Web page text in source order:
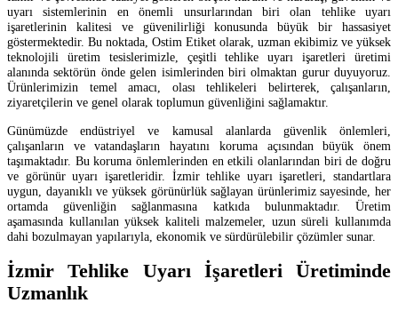
uyarı sistemlerinin en önemli unsurlarından biri olan tehlike uyarı
işaretlerinin kalitesi ve güvenilirliği konusunda büyük bir hassasiyet
göstermektedir. Bu noktada, Ostim Etiket olarak, uzman ekibimiz ve yüksek
teknolojili üretim tesislerimizle, çeşitli tehlike uyarı işaretleri üretimi
alanında sektörün önde gelen isimlerinden biri olmaktan gurur duyuyoruz.
Ürünlerimizin temel amacı, olası tehlikeleri belirterek, çalışanların,
ziyaretçilerin ve genel olarak toplumun güvenliğini sağlamaktır.
Günümüzde endüstriyel ve kamusal alanlarda güvenlik önlemleri,
çalışanların ve vatandaşların hayatını koruma açısından büyük önem
taşımaktadır. Bu koruma önlemlerinden en etkili olanlarından biri de doğru
ve görünür uyarı işaretleridir. İzmir tehlike uyarı işaretleri, standartlara
uygun, dayanıklı ve yüksek görünürlük sağlayan ürünlerimiz sayesinde, her
ortamda güvenliğin sağlanmasına katkıda bulunmaktadır. Üretim
aşamasında kullanılan yüksek kaliteli malzemeler, uzun süreli kullanımda
dahi bozulmayan yapılarıyla, ekonomik ve sürdürülebilir çözümler sunar.
İzmir Tehlike Uyarı İşaretleri Üretiminde
Uzmanlık